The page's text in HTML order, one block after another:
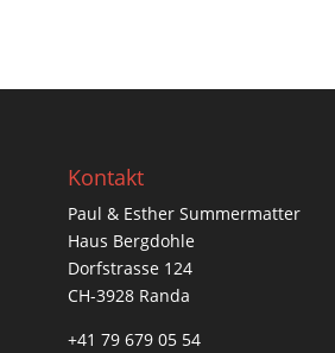
Kontakt
Paul & Esther Summermatter
Haus Bergdohle
Dorfstrasse 124
CH-3928 Randa
+41 79 679 05 54